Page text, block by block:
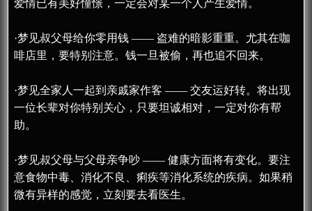
爱情已有美好憧憬，一定会对某一个人产生爱情。
·梦见叔父母给你零用钱 —— 盗难的暗影重重。尤其在咖
啡店里，要特别注意。钱一旦被偷，再也追不回来。
·梦见全家人一起到亲戚家作客 —— 交友运好转。将出现
一位长辈对你特别关心，只要坦诚相对，一定对你有帮
助。
·梦见叔父母与父母亲争吵 —— 健康方面将有变化。要注
意食物中毒、消化不良、痢疾等消化系统的疾病。如果稍
微有异样的感觉，立刻要去看医生。